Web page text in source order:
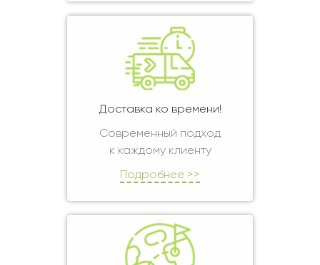
Доставка ко времени!
Современный подход
к каждому клиенту
Подробнее >>